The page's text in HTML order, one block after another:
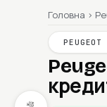
Головна ›